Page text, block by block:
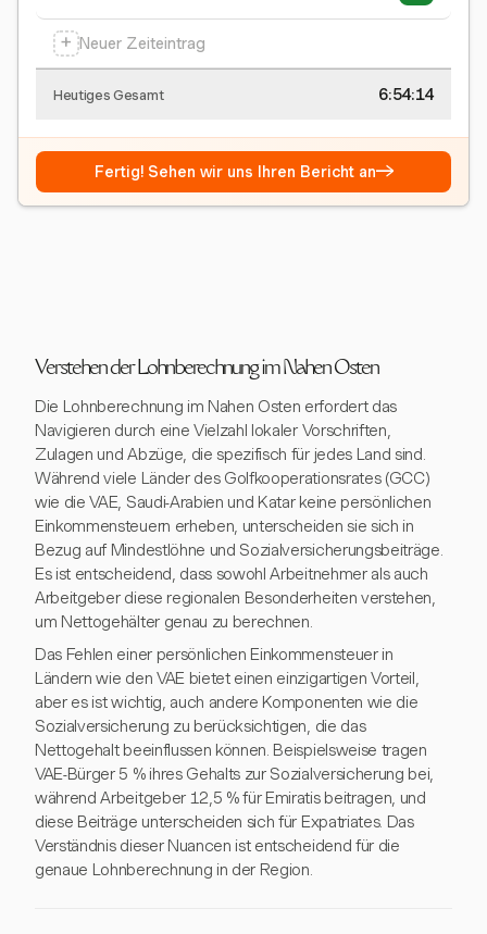
+ Neuer Zeiteintrag
Heutiges Gesamt 6:54:15
Fertig! Sehen wir uns Ihren Bericht an→
Verstehen der Lohnberechnung im Nahen Osten
Die Lohnberechnung im Nahen Osten erfordert das
Navigieren durch eine Vielzahl lokaler Vorschriften,
Zulagen und Abzüge, die spezifisch für jedes Land sind.
Während viele Länder des Golfkooperationsrates (GCC)
wie die VAE, Saudi-Arabien und Katar keine persönlichen
Einkommensteuern erheben, unterscheiden sie sich in
Bezug auf Mindestlöhne und Sozialversicherungsbeiträge.
Es ist entscheidend, dass sowohl Arbeitnehmer als auch
Arbeitgeber diese regionalen Besonderheiten verstehen,
um Nettogehälter genau zu berechnen.
Das Fehlen einer persönlichen Einkommensteuer in
Ländern wie den VAE bietet einen einzigartigen Vorteil,
aber es ist wichtig, auch andere Komponenten wie die
Sozialversicherung zu berücksichtigen, die das
Nettogehalt beeinflussen können. Beispielsweise tragen
VAE-Bürger 5 % ihres Gehalts zur Sozialversicherung bei,
während Arbeitgeber 12,5 % für Emiratis beitragen, und
diese Beiträge unterscheiden sich für Expatriates. Das
Verständnis dieser Nuancen ist entscheidend für die
genaue Lohnberechnung in der Region.